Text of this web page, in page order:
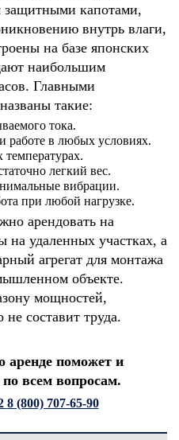
защитными капотами,
внутрь влаги,
на базе японских
наибольшим
Главными
такие:
тока.
работе в любых условиях.
легкий вес.
вибрации.
при любой нагрузке.
арендовать на
на удаленных участках, а
агрегат для монтажа
объекте.
мощностей,
не составит труда.
аренде поможет и
всем вопросам.
8 (800) 707-65-90